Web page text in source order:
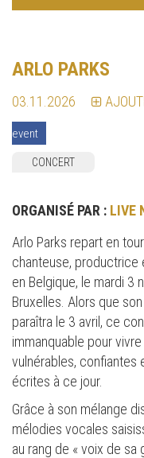
ARLO PARKS
03.11.2026
event
CONCERT
ORGANISÉ PAR : LIVE
Arlo Parks repart en
chanteuse,
en Belgique, le mardi 3
Bruxelles. Alors que
paraîtra le 3 avril, ce
immanquable pour
vulnérables, confiantes
écrites à ce jour.
Grâce à son mélange
mélodies vocales
au rang de « voix de sa